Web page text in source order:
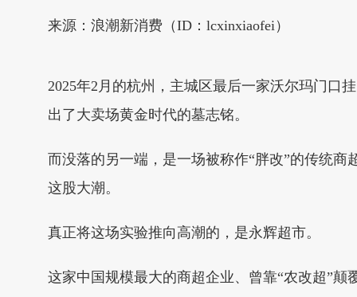
来源：浪潮新消费（ID：lcxinxiaofei）
2025年2月的杭州，主城区最后一家沃尔玛门口
出了大卖场黄金时代的墓志铭。
而没落的另一端，是一场被称作“胖改”的传统
这股大潮。
真正将这场实验推向高潮的，是永辉超市。
这家中国规模最大的商超企业、曾靠“农改超”颠